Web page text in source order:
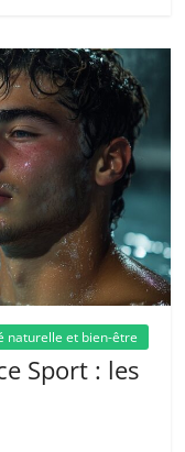
naturelle et bien-être
Sport : les